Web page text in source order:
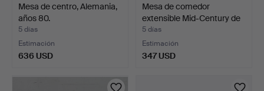
Mesa de centro, Alemania,
años 80.
5 días
Estimación
636 USD
Mesa de comedor
extensible Mid-Century de
…
5 días
Estimación
347 USD